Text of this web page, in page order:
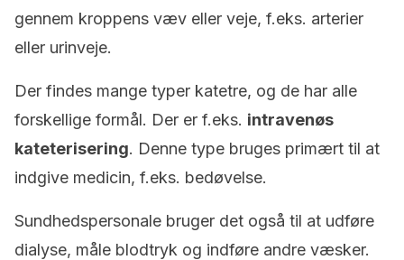
gennem kroppens væv eller veje, f.eks. arterier
eller urinveje.
Der findes mange typer katetre, og de har alle
forskellige formål. Der er f.eks. intravenøs
kateterisering. Denne type bruges primært til at
indgive medicin, f.eks. bedøvelse.
Sundhedspersonale bruger det også til at udføre
dialyse, måle blodtryk og indføre andre væsker.